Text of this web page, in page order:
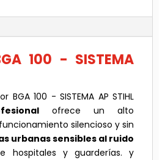
100 - SISTEMA
BGA 100 - SISTEMA AP STIHL
ofrece un alto
silencioso y sin
urbanas sensibles al ruido
hospitales y guarderías. y